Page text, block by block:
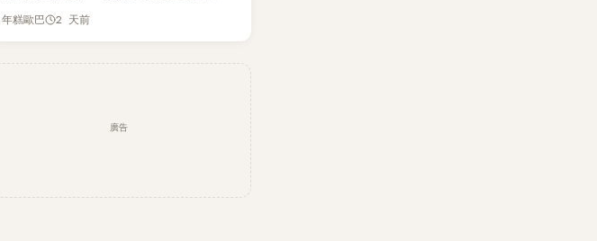
手術」，最後甚至被公司安排親上火線，召
《我的經紀人太難搞－秘書鎮》，邀請同時
年糕歐巴 2 天前
廣告